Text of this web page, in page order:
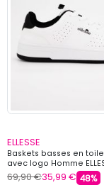
ELLESSE
Baskets basses en
avec logo Homme
69,90 €35,99 € 48%